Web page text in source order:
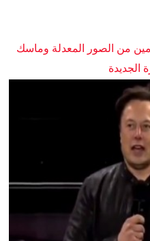
من الصور المعدلة وماسك
الجديدة